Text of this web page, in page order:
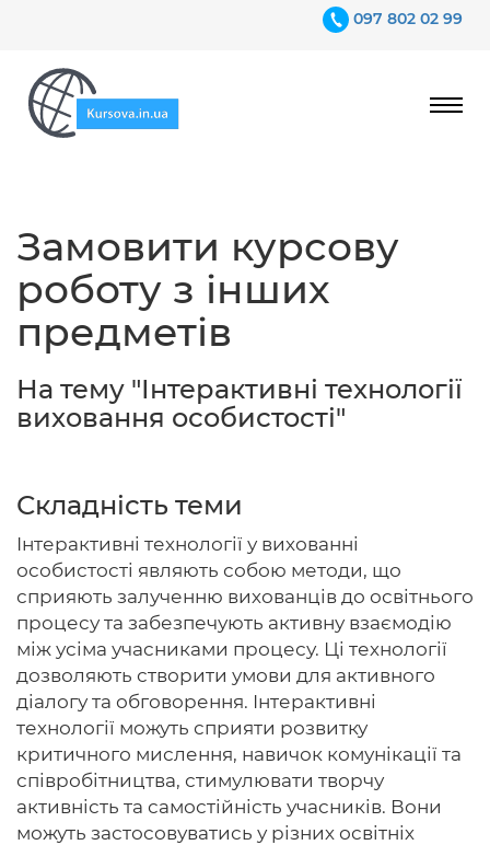
097 802 02 99
Замовити курсову
роботу з інших
предметів
На тему "Інтерактивні технології
виховання особистості"
Складність теми
Інтерактивні технології у вихованні
особистості являють собою методи, що
сприяють залученню вихованців до освітнього
процесу та забезпечують активну взаємодію
між усіма учасниками процесу. Ці технології
дозволяють створити умови для активного
діалогу та обговорення. Інтерактивні
технології можуть сприяти розвитку
критичного мислення, навичок комунікації та
співробітництва, стимулювати творчу
активність та самостійність учасників. Вони
можуть застосовуватись у різних освітніх
Гарантії
Відгуки
Контакти
Головна
Авторам
Умови
Вхiд